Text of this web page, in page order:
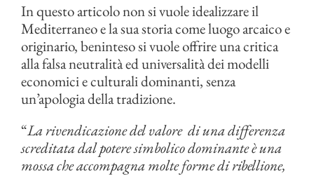
In questo articolo non si vuole idealizzare il
Mediterraneo e la sua storia come luogo arcaico e
originario, beninteso si vuole offrire una critica
alla falsa neutralità ed universalità dei modelli
economici e culturali dominanti, senza
un’apologia della tradizione.
“La rivendicazione del valore di una differenza
screditata dal potere simbolico dominante è una
mossa che accompagna molte forme di ribellione,